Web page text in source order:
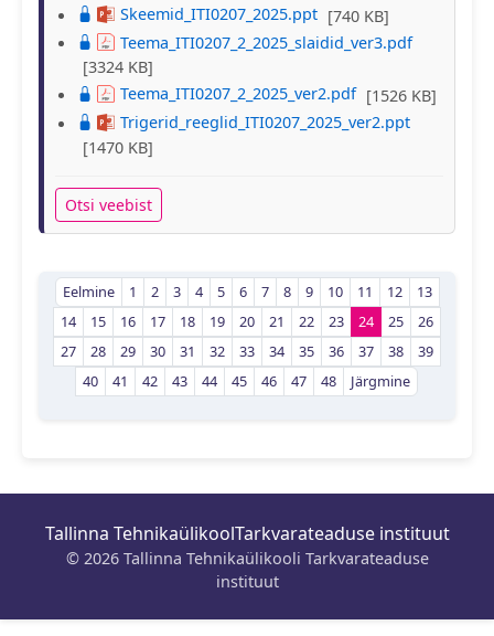
Skeemid_ITI0207_2025.ppt [740 KB]
Teema_ITI0207_2_2025_slaidid_ver3.pdf
[3324 KB]
Teema_ITI0207_2_2025_ver2.pdf [1526 KB]
Trigerid_reeglid_ITI0207_2025_ver2.ppt
[1470 KB]
Otsi veebist
Eelmine 1 2 3 4 5 6 7 8 9 10 11 12
13
14
15 16 17 18 19 20 21 22 23 24 25
26
27
28 29 30 31 32 33 34 35 36 37 38
39
40
41 42 43 44 45 46 47 48 Järgmine
Tallinna TehnikaülikoolTarkvarateaduse instituut
© 2026 Tallinna Tehnikaülikooli Tarkvarateaduse
instituut